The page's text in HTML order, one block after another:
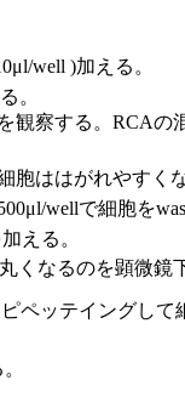
well )加える。
。
観察する。RCA
胞ははがれやすく
wellで細胞を
える。
くなるのを顕微鏡
ペッテイングし